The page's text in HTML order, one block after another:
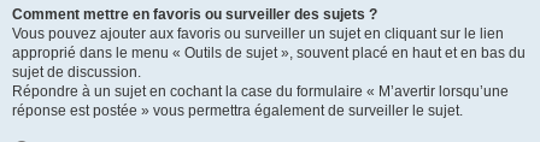
Comment mettre en favoris ou surveiller des sujets ?
Vous pouvez ajouter aux favoris ou surveiller un sujet en cliquant sur le lien
approprié dans le menu « Outils de sujet », souvent placé en haut et en bas du
sujet de discussion.
Répondre à un sujet en cochant la case du formulaire « M’avertir lorsqu’une
réponse est postée » vous permettra également de surveiller le sujet.